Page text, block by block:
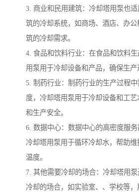
3. 商业和民用建筑：冷却塔用泵也
筑的冷却系统，如商场、酒店、办
筑的冷却需求。
4. 食品和饮料行业：在食品和饮料
用泵用于冷却设备和产品，确保生产
5. 制药行业：制药行业的生产过程
度，冷却塔用泵用于冷却设备和工
和生产安全。
6. 数据中心：数据中心的高密度服务
冷却塔用泵用于循环冷却水，帮助
温度。
7. 其他需要冷却的场合：冷却塔用
冷却的场合，如实验室、、学校等